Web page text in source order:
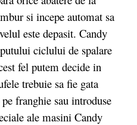
si incepe automat sa
este depasit. Candy
ciclului de spalare
fel putem decide in
trebuie sa fie gata
franghie sau introduse
ale masini Candy